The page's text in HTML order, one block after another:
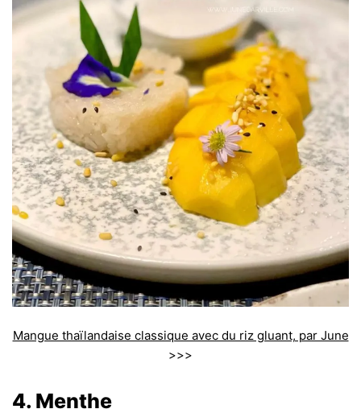
Mangue thaïlandaise classique avec du riz gluant, par June
>>>
4. Menthe